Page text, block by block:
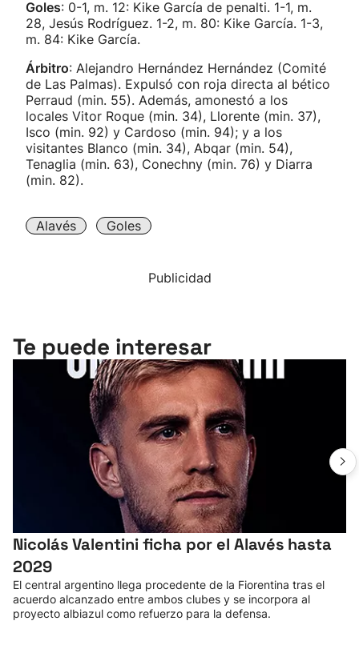
Goles: 0-1, m. 12: Kike García de penalti. 1-1, m.
28, Jesús Rodríguez. 1-2, m. 80: Kike García. 1-3,
m. 84: Kike García.
Árbitro: Alejandro Hernández Hernández (Comité
de Las Palmas). Expulsó con roja directa al bético
Perraud (min. 55). Además, amonestó a los
locales Vitor Roque (min. 34), Llorente (min. 37),
Isco (min. 92) y Cardoso (min. 94); y a los
visitantes Blanco (min. 34), Abqar (min. 54),
Tenaglia (min. 63), Conechny (min. 76) y Diarra
(min. 82).
Alavés Goles
Publicidad
Te puede interesar
Nicolás Valentini ficha por el Alavés hasta
2029
El central argentino llega procedente de la Fiorentina tras el
acuerdo alcanzado entre ambos clubes y se incorpora al
proyecto albiazul como refuerzo para la defensa.